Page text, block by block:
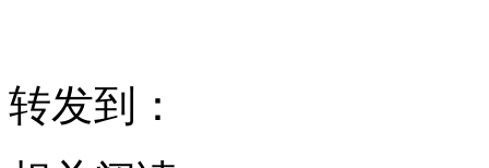
转发到：